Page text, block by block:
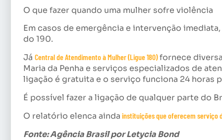
O que fazer quando uma mulher sofre violência
Em casos de emergência e intervenção
do 190.
Já Central de Atendimento à Mulher (Ligue 180)fornece
Maria da Penha e serviços especializados de
ligação é gratuita e o serviço funciona 24 horas
É possível fazer a ligação de qualquer parte do
O relatório elenca ainda instituições que oferecem serviço
Fonte: Agência Brasil por Letycia Bond